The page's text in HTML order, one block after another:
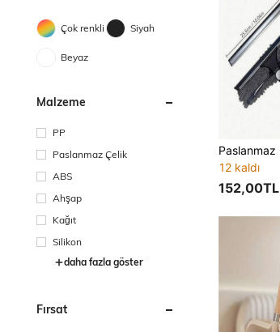
Çok renkli Siyah
Beyaz
Malzeme
PP
Paslanmaz Çelik
ABS
Ahşap
Kağıt
Silikon
daha fazla göster
Fırsat
12 kaldı
152,00TL